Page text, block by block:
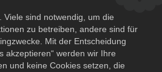
Viele sind notwendig, um die
zu betreiben, andere sind für
Mit der Entscheidung
akzeptieren“ werden wir Ihre
und keine Cookies setzen, die